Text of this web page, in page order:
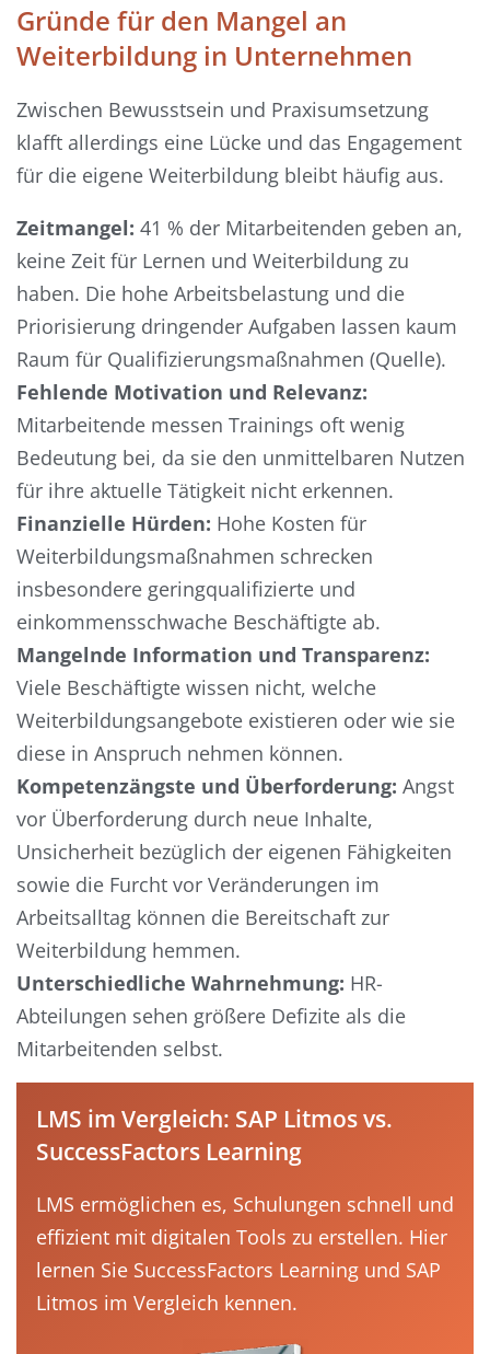
Gründe für den Mangel an
Weiterbildung in Unternehmen
Zwischen Bewusstsein und Praxisumsetzung
klafft allerdings eine Lücke und das Engagement
für die eigene Weiterbildung bleibt häufig aus.
Zeitmangel: 41 % der Mitarbeitenden geben an,
keine Zeit für Lernen und Weiterbildung zu
haben. Die hohe Arbeitsbelastung und die
Priorisierung dringender Aufgaben lassen kaum
Raum für Qualifizierungsmaßnahmen (Quelle).
Fehlende Motivation und Relevanz:
Mitarbeitende messen Trainings oft wenig
Bedeutung bei, da sie den unmittelbaren Nutzen
für ihre aktuelle Tätigkeit nicht erkennen.
Finanzielle Hürden: Hohe Kosten für
Weiterbildungsmaßnahmen schrecken
insbesondere geringqualifizierte und
einkommensschwache Beschäftigte ab.
Mangelnde Information und Transparenz:
Viele Beschäftigte wissen nicht, welche
Weiterbildungsangebote existieren oder wie sie
diese in Anspruch nehmen können.
Kompetenzängste und Überforderung: Angst
vor Überforderung durch neue Inhalte,
Unsicherheit bezüglich der eigenen Fähigkeiten
sowie die Furcht vor Veränderungen im
Arbeitsalltag können die Bereitschaft zur
Weiterbildung hemmen.
Unterschiedliche Wahrnehmung: HR-
Abteilungen sehen größere Defizite als die
Mitarbeitenden selbst.
LMS im Vergleich: SAP Litmos vs.
SuccessFactors Learning
LMS ermöglichen es, Schulungen schnell und
effizient mit digitalen Tools zu erstellen. Hier
lernen Sie SuccessFactors Learning und SAP
Litmos im Vergleich kennen.